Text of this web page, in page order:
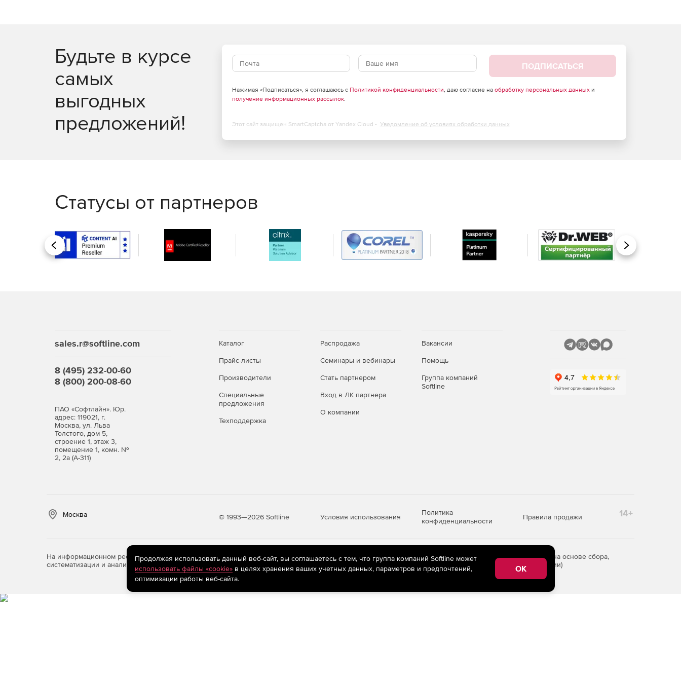
Продукт APM StructFEM зарегистрирован в Реестре российских программ для ЭВМ и баз данных.
Будьте в курсе
самых
выгодных
предложений!
ПОДПИСАТЬСЯ
Нажимая «Подписаться», я соглашаюсь с Политикой конфиденциальности, даю согласие на обработку персональных данныхи
получение информационных рассылок.
Этот сайт защищен SmartCaptcha от Yandex Cloud - Уведомление об условиях обработки данных
Статусы от партнеров
Назад Вперед
sales.r@softline.com
8 (495) 232-00-60
8 (800) 200-08-60
ПАО «Софтлайн». Юр.
адрес: 119021, г.
Москва, ул. Льва
Толстого, дом 5,
строение 1, этаж 3,
помещение 1, комн. №
2, 2а (А-311)
Каталог
Прайс-листы
Производители
Специальные
предложения
Техподдержка
Распродажа
Семинары и вебинары
Стать партнером
Вход в ЛК партнера
О компании
Вакансии
Помощь
Группа компаний
Softline
Москва © 1993—2026 Softline Условия использования
Политика
конфиденциальности
Правила продажи 14+
На информационном ресурсе store.softline.ru применяютсярекомендательные технологии(информационные технологии предоставления информации на основе сбора,
систематизации и анализа сведений, относящихся к предпочтениям пользователей сети «Интернет», находящихся на территории Российской Федерации)
Продолжая использовать данный веб-сайт, вы соглашаетесь с тем, что группа компаний Softline может
использовать файлы «cookie»в целях хранения ваших учетных данных, параметров и предпочтений,
оптимизации работы веб-сайта.
OK